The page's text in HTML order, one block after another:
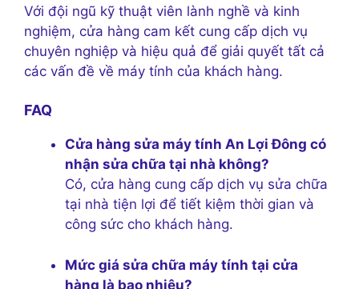
Với đội ngũ kỹ thuật viên lành nghề và kinh
nghiệm, cửa hàng cam kết cung cấp dịch vụ
chuyên nghiệp và hiệu quả để giải quyết tất cả
các vấn đề về máy tính của khách hàng.
FAQ
Cửa hàng sửa máy tính An Lợi Đông có
nhận sửa chữa tại nhà không?
Có, cửa hàng cung cấp dịch vụ sửa chữa
tại nhà tiện lợi để tiết kiệm thời gian và
công sức cho khách hàng.
Mức giá sửa chữa máy tính tại cửa
hàng là bao nhiêu?